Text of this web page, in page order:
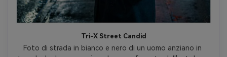
Tri-X Street Candid
Foto di strada in bianco e nero di un uomo anziano in